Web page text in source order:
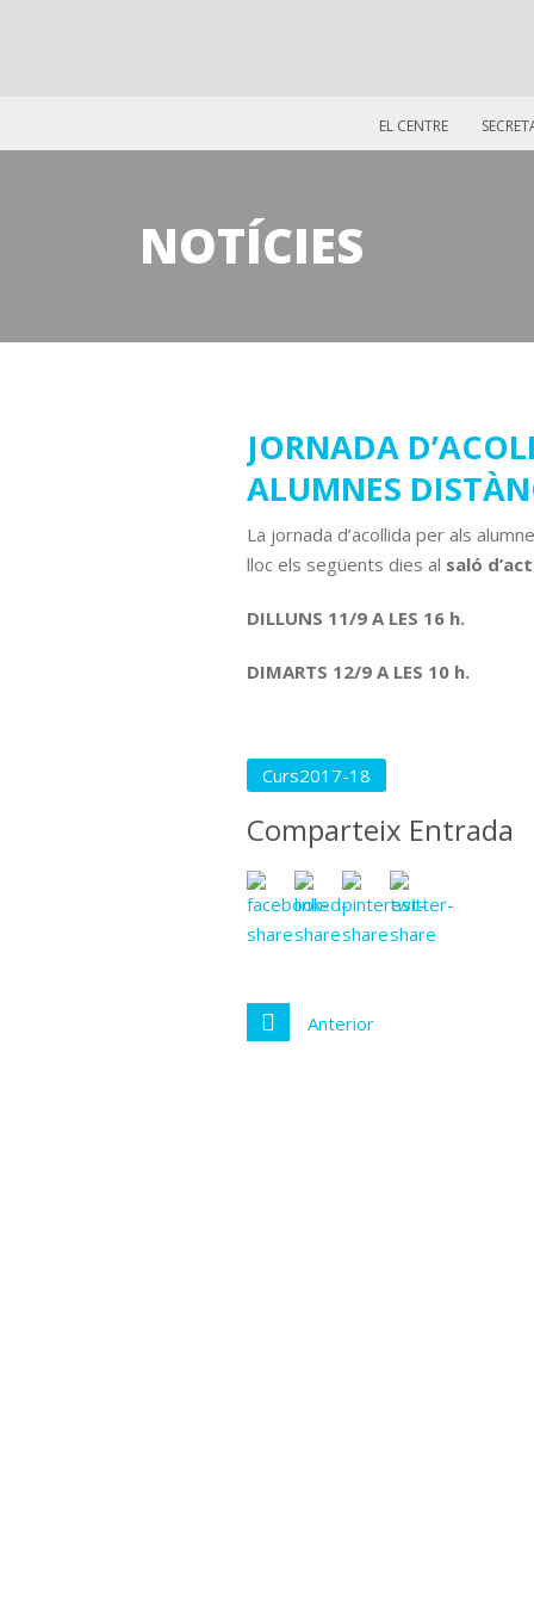
EL CENTRE
NOTÍCIES
JORNADA
ALUMNES
La jornada d’acollida per als
lloc els següents dies al saló
DILLUNS 11/9 A LES 16 h.
DIMARTS 12/9 A LES 10 h.
Curs2017-18
Comparteix Entrada
Anterior